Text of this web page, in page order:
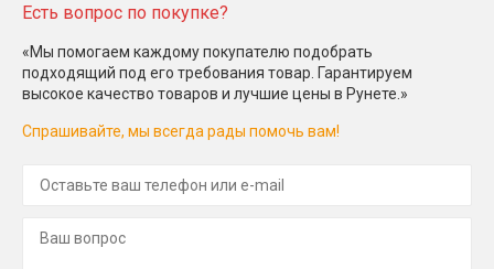
Есть вопрос по покупке?
«Мы помогаем каждому покупателю подобрать
подходящий под его требования товар. Гарантируем
высокое качество товаров и лучшие цены в Рунете.»
Спрашивайте, мы всегда рады помочь вам!